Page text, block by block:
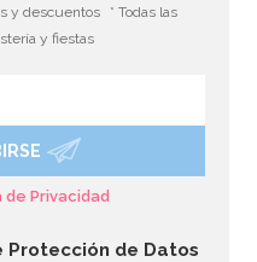
para
y descuentos
* Todas las
y fiestas
Privacidad
Protección de Datos